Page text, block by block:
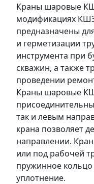
Краны шаровые
модификациях
предназначены
и герметизации
инструмента при
скважин, а также
проведении
Краны шаровые
так и левым
крана позволяет
направлении.
или под рабочей
пружинное
уплотнение.